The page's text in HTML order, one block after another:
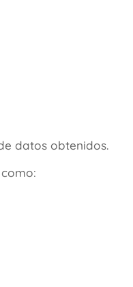
datos obtenidos.